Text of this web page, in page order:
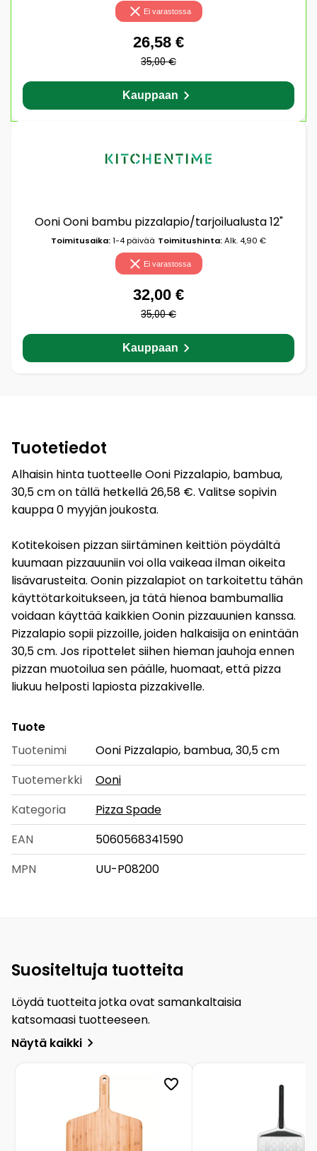
Ei varastossa
26,58 €
35,00 €
Kauppaan
Ooni Ooni bambu pizzalapio/tarjoilualusta 12"
Toimitusaika:1-4 päivää Toimitushinta:Alk. 4,90 €
Ei varastossa
32,00 €
35,00 €
Kauppaan
Tuotetiedot
Alhaisin hinta tuotteelle Ooni Pizzalapio, bambua,
30,5 cm on tällä hetkellä 26,58 €. Valitse sopivin
kauppa 0 myyjän joukosta.
Kotitekoisen pizzan siirtäminen keittiön pöydältä
kuumaan pizzauuniin voi olla vaikeaa ilman oikeita
lisävarusteita. Oonin pizzalapiot on tarkoitettu tähän
käyttötarkoitukseen, ja tätä hienoa bambumallia
voidaan käyttää kaikkien Oonin pizzauunien kanssa.
Pizzalapio sopii pizzoille, joiden halkaisija on enintään
30,5 cm. Jos ripottelet siihen hieman jauhoja ennen
pizzan muotoilua sen päälle, huomaat, että pizza
liukuu helposti lapiosta pizzakivelle.
Tuote
Tuotenimi
Ooni Pizzalapio, bambua, 30,5 cm
Tuotemerkki
Ooni
Kategoria
Pizza Spade
EAN
5060568341590
MPN
UU-P08200
Suositeltuja tuotteita
Löydä tuotteita jotka ovat samankaltaisia
katsomaasi tuotteeseen.
Näytä kaikki